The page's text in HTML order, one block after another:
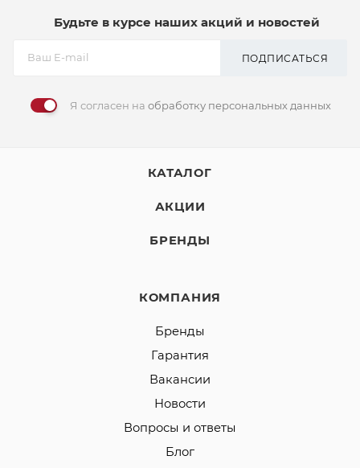
Будьте в курсе наших акций и новостей
ПОДПИСАТЬСЯ
Я согласен на обработку персональных данных
КАТАЛОГ
АКЦИИ
БРЕНДЫ
КОМПАНИЯ
Бренды
Гарантия
Вакансии
Новости
Вопросы и ответы
Блог